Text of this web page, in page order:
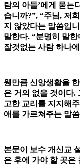
람의 아들’에게 묻는
습니까?”, “주님, 저
지 않았다는 말씀입
말한다. “분명히 말
잘것없는 사람 하나
웬만큼 신앙생활을
은 거의 없을 것이다.
고한 교리를 지지해
애를 가르쳐주는 말
본문이 보수 개신교
은 후에 가야 할 곳은